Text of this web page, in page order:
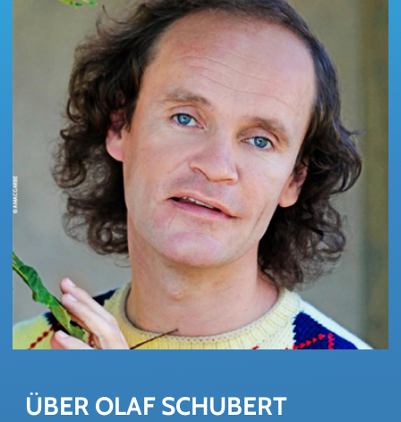
ÜBER OLAF SCHU­BERT